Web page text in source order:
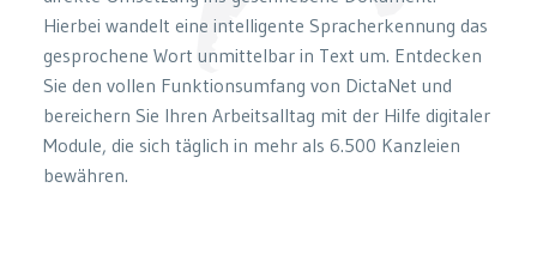
Hierbei wandelt eine intelligente Spracherkennung das
gesprochene Wort unmittelbar in Text um. Entdecken
Sie den vollen Funktionsumfang von DictaNet und
bereichern Sie Ihren Arbeitsalltag mit der Hilfe digitaler
Module, die sich täglich in mehr als 6.500 Kanzleien
bewähren.